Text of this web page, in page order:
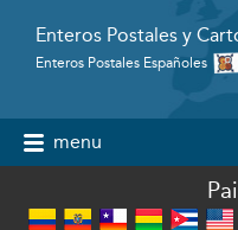
Enteros Postales y
Enteros Postales Españoles
menu